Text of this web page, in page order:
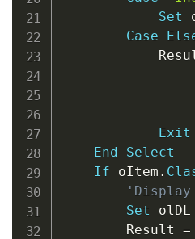
Set
Case
Exit
End
Select
If oItem .
'Display
Set olDL
        Result
=